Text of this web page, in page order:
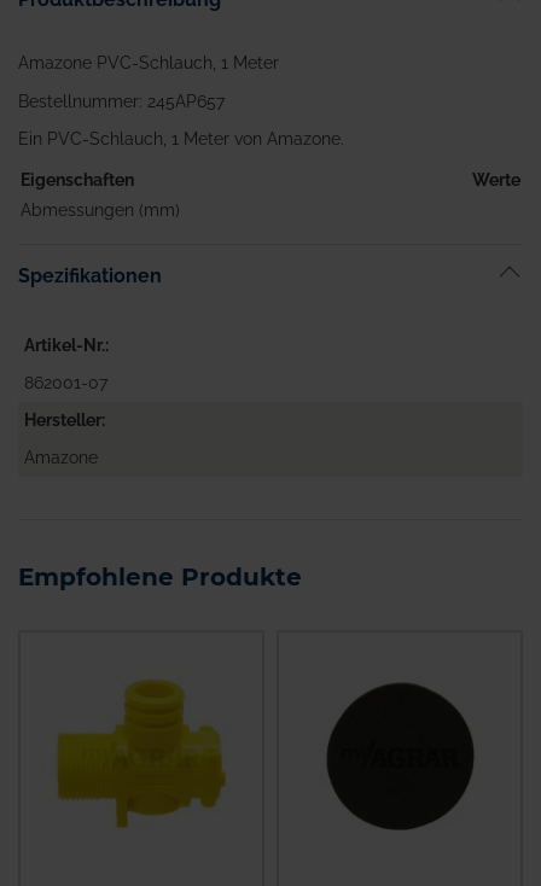
Amazone PVC-Schlauch, 1 Meter
Bestellnummer: 245AP657
Ein PVC-Schlauch, 1 Meter von Amazone.
Eigenschaften
Werte
Abmessungen (mm)
Spezifikationen
Artikel-Nr.
862001-07
Hersteller
Amazone
Empfohlene Produkte